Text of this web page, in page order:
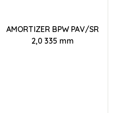
AMORTIZER BPW PAV/SR
2,0 335 mm